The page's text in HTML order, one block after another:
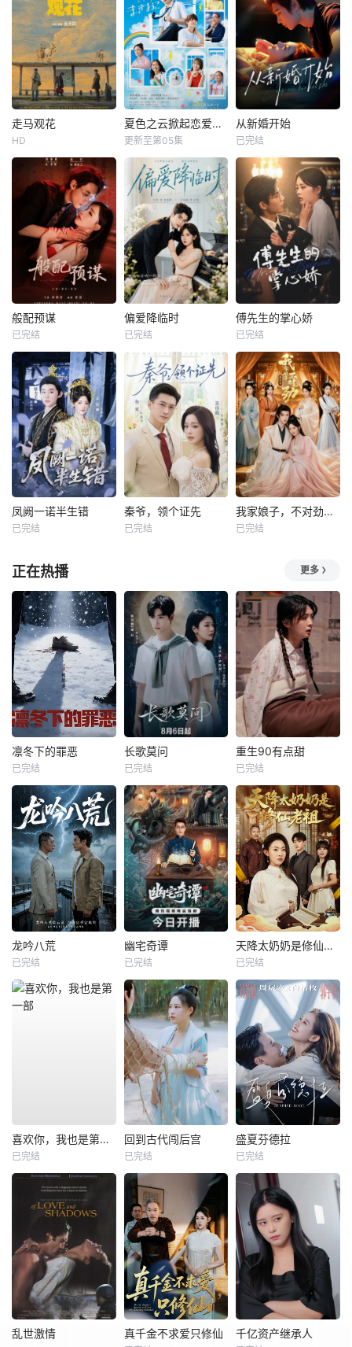
走马观花
HD
夏色之云掀起恋爱与风暴
更新至第05集
从新婚开始
已完结
般配预谋
已完结
偏爱降临时
已完结
傅先生的掌心娇
已完结
凤阙一诺半生错
已完结
秦爷，领个证先
已完结
我家娘子，不对劲第四季
已完结
正在热播 更多
凛冬下的罪恶
已完结
长歌莫问
已完结
重生90有点甜
已完结
龙吟八荒
已完结
幽宅奇谭
已完结
天降太奶奶是修仙老祖
已完结
喜欢你，我也是第一部
已完结
回到古代闯后宫
已完结
盛夏芬德拉
已完结
乱世激情 真千金不求爱只修仙 千亿资产继承人